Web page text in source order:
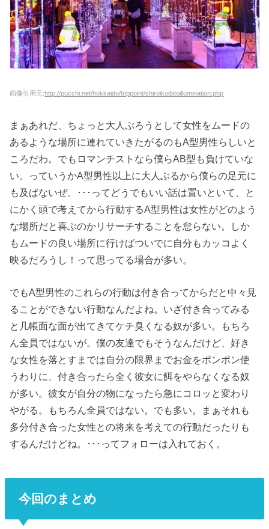
画像引用元:http://pucchi.net/hokkaido/trippoint/shiroikoibitoillumination.php
まぁあれだ、ちょっと大人ぶろうとして女性をムードの
あるような場所に連れていきたがるのもA型男性らしいと
ころだわ。でもロマンチストなら僕らAB型も負けていな
い。っていうかA型男性以上に大人ぶるから僕らの足元に
も及ばないぜ。･･･ってどうでもいい話は置いといて、と
にかく頭で考えてから行動するA型男性は女性がどのよう
な場所だと喜ぶのかリサーチすることを怠らない。しか
もムードの良い場所に行けばついでに自分もカッコよく
映るだろうし！って思ってる場合が多い。
でもA型男性のこれらの行動は付き合ってからだと中々見
ることができない行動なんだよね。いざ付き合ってみる
と几帳面な面が出てきてケチ臭くなる奴が多い。もちろ
ん全員ではないが。僕の友達でもそうなんだけど、好き
な女性を落とすまでは自分の限界までお金をポンポン使
うわりに、付き合ったら全く彼女に餌をやらなくなる奴
が多い。彼女が自分の物になったら急にコロッと変わり
やがる。もちろん全員ではない。でも多い。まぁそれも
多分付き合った女性との将来を考えての行動だったりも
するんだけどね。･･･ってフォローは入れておく。
今回のまとめ